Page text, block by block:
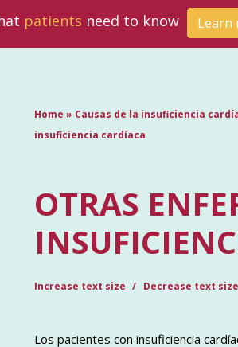
patients need to know Learn
Home » Causas de la insuficiencia
insuficiencia cardíaca
OTRAS
Increase text size Decrease text size
Los pacientes con insuficiencia